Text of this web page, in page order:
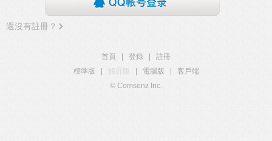
還沒有註冊？
首頁 登錄
註冊
標準版
觸屏版 電腦版
客戶端
© Comsenz Inc.